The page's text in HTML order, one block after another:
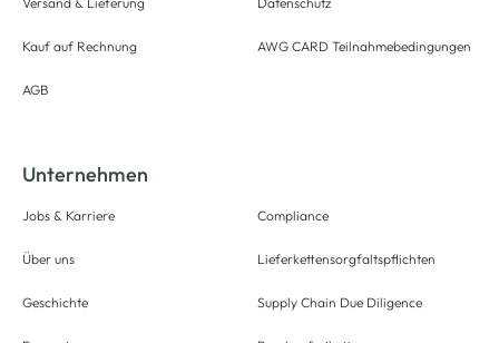
Kauf auf Rechnung
AGB
AWG CARD Teilnahmebedingungen
Unternehmen
Jobs & Karriere
Über uns
Geschichte
Compliance
Lieferkettensorgfaltspflichten
Supply Chain Due Diligence